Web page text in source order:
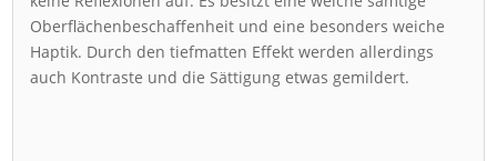
Oberflächenbeschaffenheit und eine besonders weiche
Haptik. Durch den tiefmatten Effekt werden allerdings
auch Kontraste und die Sättigung etwas gemildert.